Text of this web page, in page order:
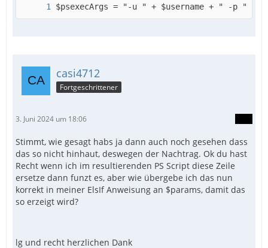
$psexecArgs = "-u " + $username + " -p " +
casi4712
Fortgeschrittener
3. Juni 2024 um 18:06
Stimmt, wie gesagt habs ja dann auch noch gesehen dass
das so nicht hinhaut, deswegen der Nachtrag. Ok du hast
Recht wenn ich im resultierenden PS Script diese Zeile
ersetze dann funzt es, aber wie übergebe ich das nun
korrekt in meiner ElsIf Anweisung an $params, damit das
so erzeigt wird?
lg und recht herzlichen Dank